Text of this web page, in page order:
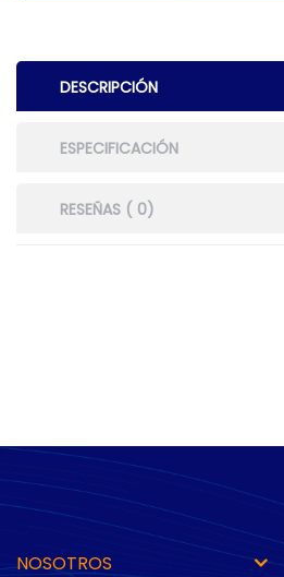
DESCRIPCIÓN
ESPECIFICACIÓN
RESEÑAS ( 0)
NOSOTROS